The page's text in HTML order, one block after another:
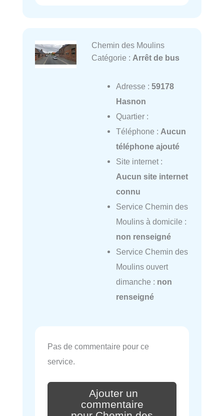
Chemin des Moulins
Catégorie : Arrêt de bus
Adresse : 59178
Hasnon
Quartier :
Téléphone : Aucun
téléphone ajouté
Site internet :
Aucun site internet
connu
Service Chemin des
Moulins à domicile :
non renseigné
Service Chemin des
Moulins ouvert
dimanche : non
renseigné
Pas de commentaire pour ce
service.
Ajouter un
commentaire